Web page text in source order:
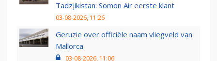
Tadzjikistan: Somon Air eerste klant
03-08-2026, 11:26
Geruzie over officiële naam vliegveld van
Mallorca
03-08-2026, 11:06